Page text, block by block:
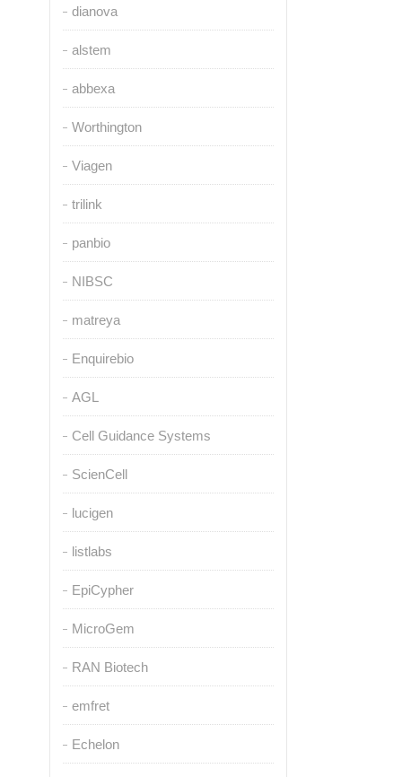
dianova
alstem
abbexa
Worthington
Viagen
trilink
panbio
NIBSC
matreya
Enquirebio
AGL
Cell Guidance Systems
ScienCell
lucigen
listlabs
EpiCypher
MicroGem
RAN Biotech
emfret
Echelon